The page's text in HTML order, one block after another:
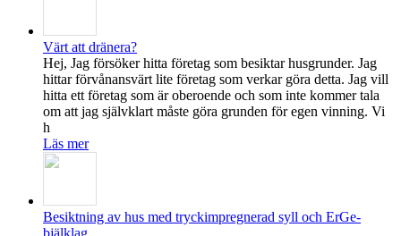
Värt att dränera?
Hej, Jag försöker hitta företag som besiktar husgrunder. Jag
hittar förvånansvärt lite företag som verkar göra detta. Jag vill
hitta ett företag som är oberoende och som inte kommer tala
om att jag självklart måste göra grunden för egen vinning. Vi
h
Läs mer
Besiktning av hus med tryckimpregnerad syll och ErGe-
bjälklag